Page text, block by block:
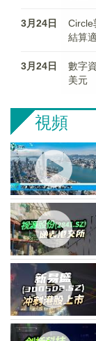
3月24日
Circle
結算
3月24日
數字
美元
視頻